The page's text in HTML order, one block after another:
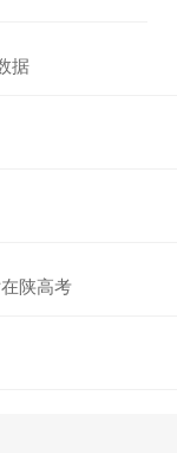
据
陕高考